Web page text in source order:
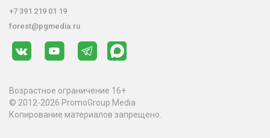
+7 391 219 01 19
forest@pgmedia.ru
Возрастное ограничение 16+
© 2012-2026 PromoGroup Media
Копирование материалов запрещено.